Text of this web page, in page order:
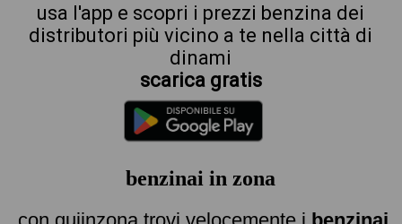
usa l'app e scopri i prezzi benzina dei
distributori più vicino a te nella città di
dinami
scarica gratis
benzinai in zona